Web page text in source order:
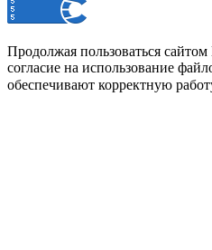
Продолжая пользоваться
согласие на использование
обеспечивают корректную